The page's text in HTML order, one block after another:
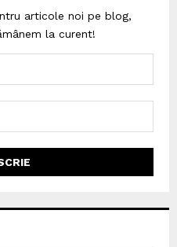
articole noi pe blog,
la curent!